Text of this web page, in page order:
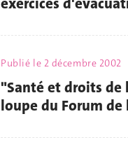
Publié le 2 décembre 2002
"Santé et droits de
loupe du Forum